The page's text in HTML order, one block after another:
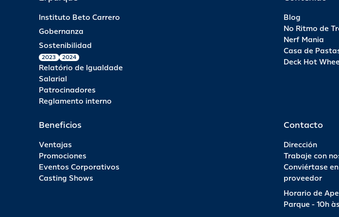
Instituto Beto Carrero
Gobernanza
Sostenibilidad
2023 2024
Relatório de Igualdade
Salarial
Patrocinadores
Reglamento interno
Blog
No Ritmo de
Nerf Mania
Casa de
Deck Hot
Beneficios
Ventajas
Promociones
Eventos Corporativos
Casting Shows
Contacto
Dirección
Trabaje con
Conviértase en
proveedor
Horario de
Parque - 10h